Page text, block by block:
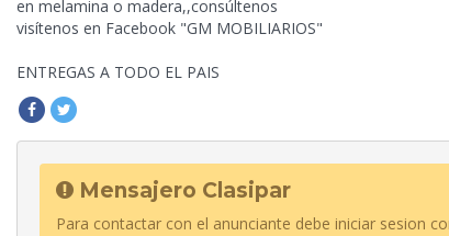
en melamina o madera,,consúltenos
visítenos en Facebook "GM MOBILIARIOS"
ENTREGAS A TODO EL PAIS
Mensajero Clasipar
Para contactar con el anunciante debe iniciar sesion